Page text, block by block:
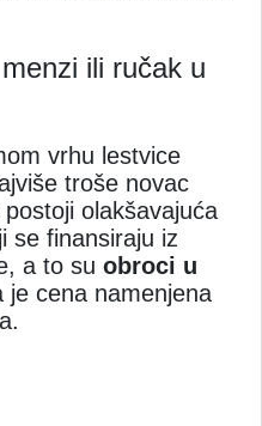
ili ručak u
vrhu lestvice
troše novac
olakšavajuća
se finansiraju iz
a to su obroci u
je cena namenjena